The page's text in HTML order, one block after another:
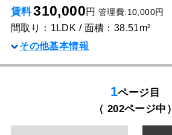
賃料310,000円 管理費:10,000円
間取り：1LDK / 面積：38.51m²
その他基本情報
1ページ目
（ 202ページ中）